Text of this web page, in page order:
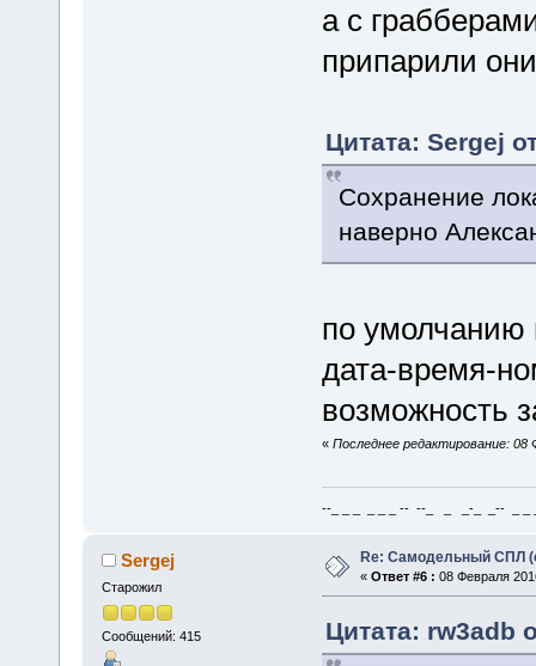
а с
припарили
Цитата: Sergej
Сохранение
наверно
по умолчанию
дата-время-
возможность
« Последнее редактирование: 08
--_ _ _ _ _ _ -- --_ _ _-_ _-- _ _
Sergej
Старожил
Сообщений: 415
Re: Самодельный СПЛ
« Ответ #6 : 08 Февраля
Цитата: rw3adb